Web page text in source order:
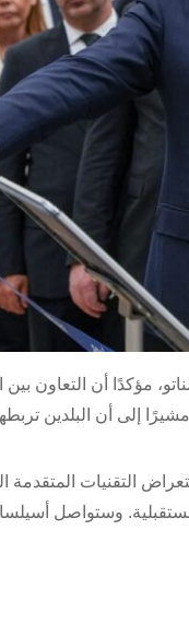
مؤكدًا أن التعاون بين
إلى أن البلدين
التقنيات المتقدمة
وستواصل